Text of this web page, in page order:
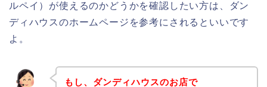
ルペイ）が使えるのかどうかを確認したい方は、ダン
ディハウスのホームページを参考にされるといいです
よ。
もし、ダンディハウスのお店で